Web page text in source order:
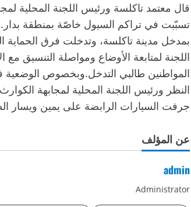
قال معتمد تاكلسة ورئيس اللجنة المحلية
تسبّبت في تراكم السيول خاصّة بمنطقة
بمدخل مدينة تاكلسة، وتدخلت فرق الحماية
اللجنة لمتابعة الأوضاع ومواصلة التنسيق مع
المواطنين طالبي التدخل.وبخصوص
النظر ورئيس اللجنة المحلية لمجابهة
جرفت السيارات الرابضة على يمين ويسار
عن المؤلف
admin
Administrator